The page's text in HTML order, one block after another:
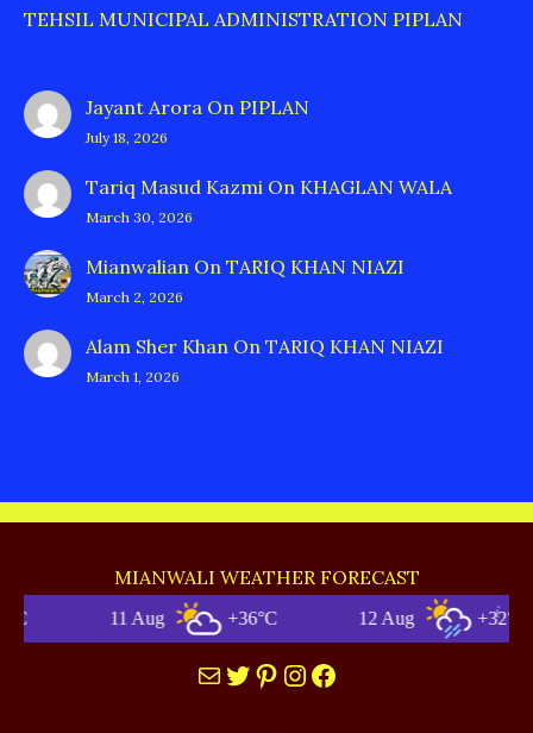
TEHSIL MUNICIPAL ADMINISTRATION PIPLAN
Jayant Arora On PIPLAN
July 18, 2026
Tariq Masud Kazmi On KHAGLAN WALA
March 30, 2026
Mianwalian On TARIQ KHAN NIAZI
March 2, 2026
Alam Sher Khan On TARIQ KHAN NIAZI
March 1, 2026
MIANWALI WEATHER FORECAST
11 Aug +36°C 12 Aug +32°C
MailTwitter
Pinterest
Instagram
Facebook